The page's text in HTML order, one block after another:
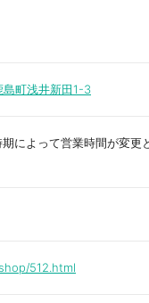
島町浅井新田1-3
によって営業時間が変更
512.html